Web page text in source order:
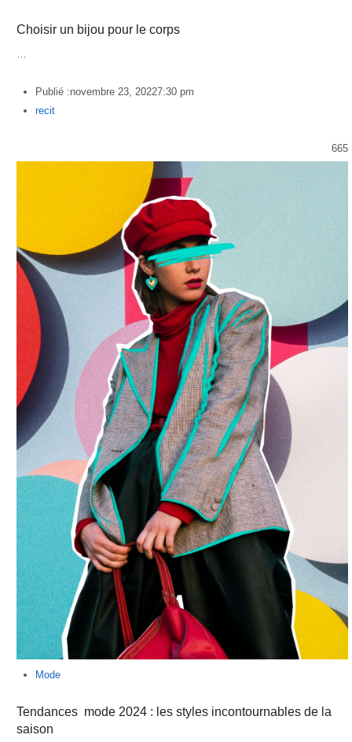
Choisir un bijou pour le corps
…
Publié :novembre 23, 20227:30 pm
Author
recit
665
Mode
Tendances mode 2024 : les styles incontournables de la
saison